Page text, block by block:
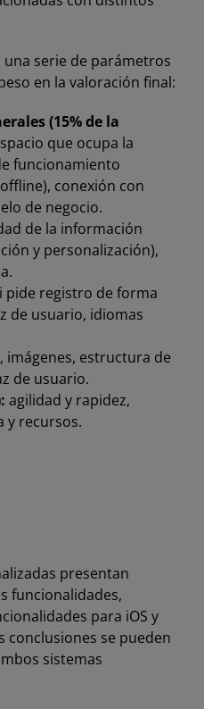
serie de parámetros
en la valoración final:
(15% de la
que ocupa la
funcionamiento
conexión con
de negocio.
de la información
y personalización),
pide registro de forma
de usuario, idiomas
imágenes, estructura de
de usuario.
agilidad y rapidez,
y recursos.
presentan
funcionalidades,
para iOS y
conclusiones se pueden
sistemas